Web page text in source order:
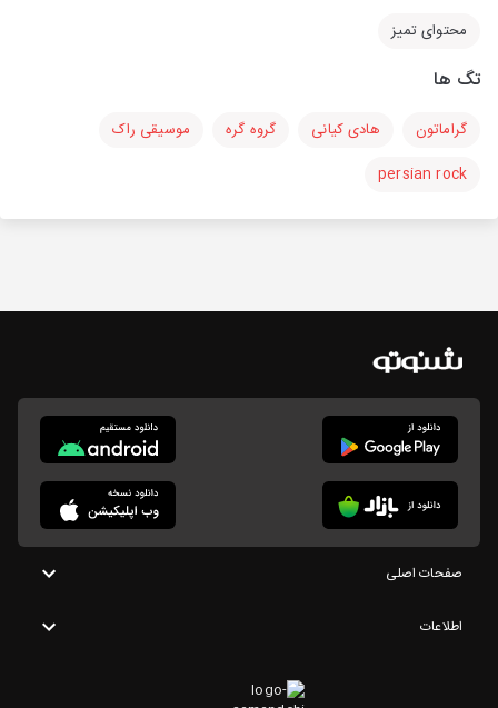
محتوای تمیز
تگ ها
گراماتون هادی کیانی گروه گره
موسیقی راک
persian rock
صفحات اصلی
اطلاعات